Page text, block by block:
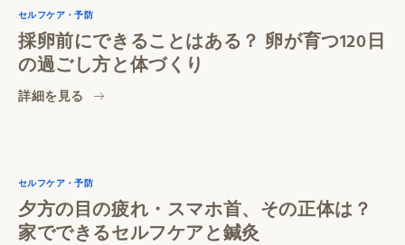
セルフケア・予防
採卵前にできることはある？ 卵が育つ120日
の過ごし方と体づくり
詳細を見る
セルフケア・予防
夕方の目の疲れ・スマホ首、その正体は？
家でできるセルフケアと鍼灸